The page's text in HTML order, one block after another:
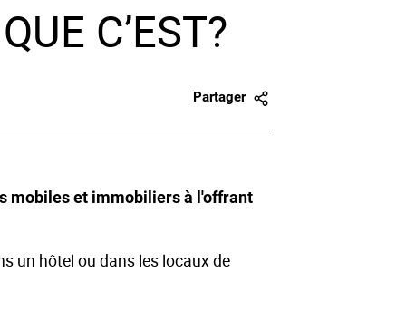
C’EST?
Partager
mobiles et immobiliers à l'offrant
un hôtel ou dans les locaux de